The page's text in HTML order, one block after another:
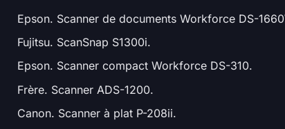
Epson. Scanner de documents Workforce DS-
Fujitsu. ScanSnap S1300i.
Epson. Scanner compact Workforce DS-310.
Frère. Scanner ADS-1200.
Canon. Scanner à plat P-208ii.